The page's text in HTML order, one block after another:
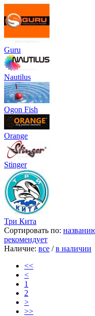
Guru
Nautilus
Ogon Fish
Orange
Stinger
Три Кита
Сортировать по:
рекомендует
Наличие: все /в наличии
<<
<
1
2
>
>>